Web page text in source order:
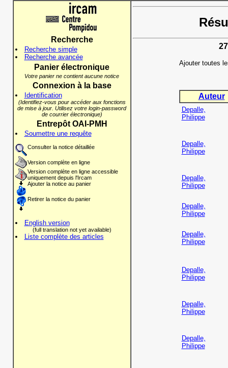
Recherche
Recherche simple
Recherche avancée
Panier électronique
Votre panier ne contient aucune notice
Connexion à la base
Identification
(Identifiez-vous pour accéder aux fonctions
de mise à jour. Utilisez votre login-password
de courrier électronique)
Entrepôt OAI-PMH
Soumettre une requête
Consulter la notice détaillée
Version complète en ligne
Version complète en ligne accessible
uniquement depuis l'Ircam
Ajouter la notice au panier
Retirer la notice du panier
English version
(full translation not yet available)
Liste complète des articles
Ajouter toutes
Auteur
Depalle,
Philippe
Depalle,
Philippe
Depalle,
Philippe
Depalle,
Philippe
Depalle,
Philippe
Depalle,
Philippe
Depalle,
Philippe
Depalle,
Philippe